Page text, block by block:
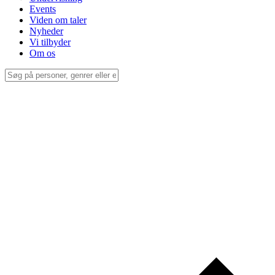
Events
Viden om taler
Nyheder
Vi tilbyder
Om os